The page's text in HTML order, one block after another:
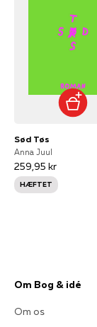
Sød Tøs
Anna Juul
259,95 kr
HÆFTET
Om Bog & idé
Om os